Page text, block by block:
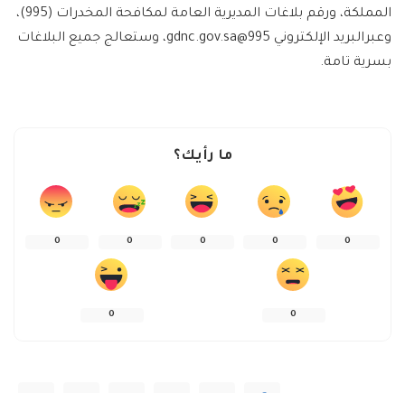
المملكة، ورقم بلاغات المديرية العامة لمكافحة المخدرات (995)،
وعبرالبريد الإلكتروني 995@gdnc.gov.sa
، وستعالج جميع البلاغات
بسرية تامة.
ما رأيك؟
0
0
0
0
0
0
0